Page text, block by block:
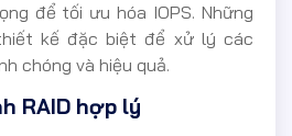
để tối ưu hóa IOPS. Những
kế đặc biệt để xử lý các
chóng và hiệu quả.
RAID hợp lý